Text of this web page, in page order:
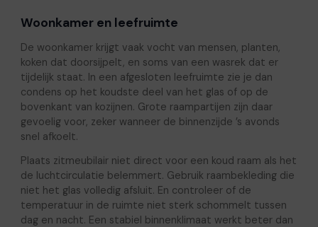
Woonkamer en leefruimte
De woonkamer krijgt vaak vocht van mensen, planten,
koken dat doorsijpelt, en soms van een wasrek dat er
tijdelijk staat. In een afgesloten leefruimte zie je dan
condens op het koudste deel van het glas of op de
bovenkant van kozijnen. Grote raampartijen zijn daar
gevoelig voor, zeker wanneer de binnenzijde ’s avonds
snel afkoelt.
Plaats zitmeubilair niet direct voor een koud raam als het
de luchtcirculatie belemmert. Gebruik raambekleding die
niet het glas volledig afsluit. En controleer of de
temperatuur in de ruimte niet sterk schommelt tussen
dag en nacht. Een stabiel binnenklimaat werkt beter dan